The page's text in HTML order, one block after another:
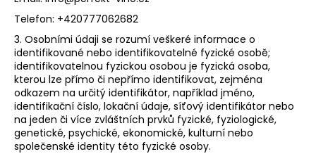
Telefon: +420777062682
3. Osobními údaji se rozumí veškeré informace o
identifikované nebo identifikovatelné fyzické osobě;
identifikovatelnou fyzickou osobou je fyzická osoba,
kterou lze přímo či nepřímo identifikovat, zejména
odkazem na určitý identifikátor, například jméno,
identifikační číslo, lokační údaje, síťový identifikátor nebo
na jeden či více zvláštních prvků fyzické, fyziologické,
genetické, psychické, ekonomické, kulturní nebo
společenské identity této fyzické osoby.
n
a
j
í
t
?